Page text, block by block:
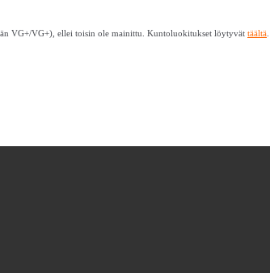
VG+/VG+), ellei toisin ole mainittu. Kuntoluokitukset löytyvät täältä